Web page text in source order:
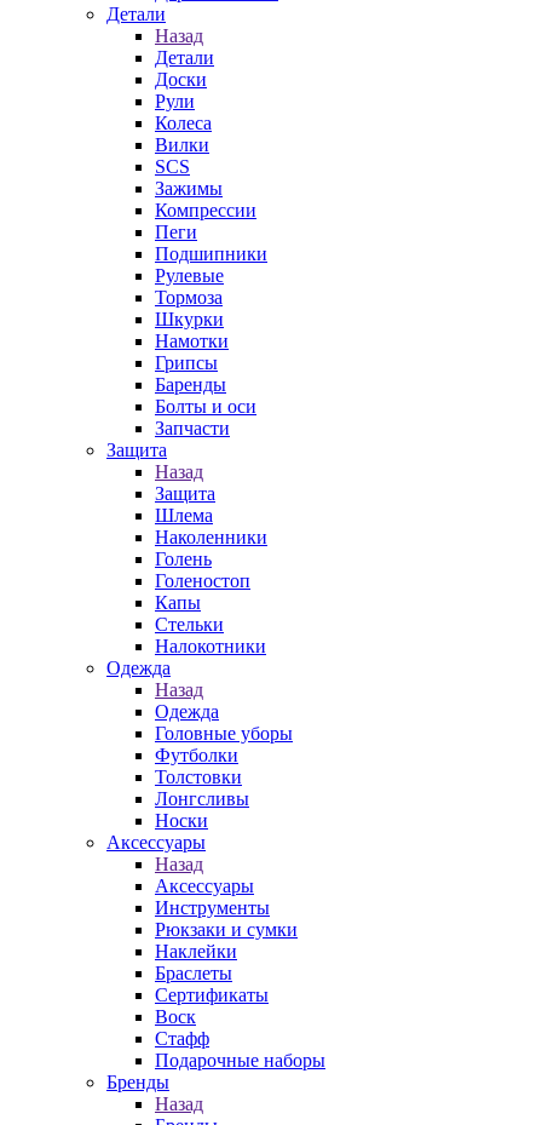
Детали
Назад
Детали
Доски
Рули
Колеса
Вилки
SCS
Зажимы
Компрессии
Пеги
Подшипники
Рулевые
Тормоза
Шкурки
Намотки
Грипсы
Баренды
Болты и оси
Запчасти
Защита
Назад
Защита
Шлема
Наколенники
Голень
Голеностоп
Капы
Стельки
Налокотники
Одежда
Назад
Одежда
Головные уборы
Футболки
Толстовки
Лонгсливы
Носки
Аксессуары
Назад
Аксессуары
Инструменты
Рюкзаки и сумки
Наклейки
Браслеты
Сертификаты
Воск
Стафф
Подарочные наборы
Бренды
Назад